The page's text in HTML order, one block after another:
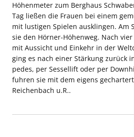
Höhenmeter zum Berghaus
Tag ließen die Frauen bei einem
mit lustigen Spielen ausklingen. Am
sie den Hörner-Höhenweg. Nach
mit Aussicht und Einkehr in der
ging es nach einer Stärkung zurück
pedes, per Sessellift oder per
fuhren sie mit dem eigens
Reichenbach u.R..